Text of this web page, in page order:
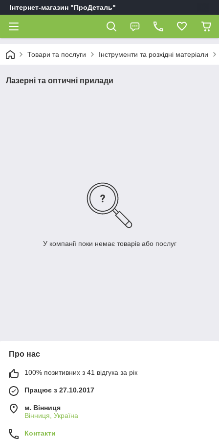
Інтернет-магазин "ПроДеталь"
Товари та послуги Інструменти та розхідні матеріали
Лазерні та оптичні прилади
У компанії поки немає товарів або послуг
Про нас
100% позитивних з 41 відгука за рік
Працює з 27.10.2017
м. Вінниця
Вінниця, Україна
Контакти